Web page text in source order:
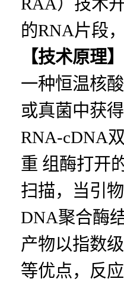
的RNA片段
【技术原理】
一种恒温核
或真菌中获
RNA-cDNA
重 组酶打开
扫描，当引
DNA聚合酶
产物以指数
等优点，反